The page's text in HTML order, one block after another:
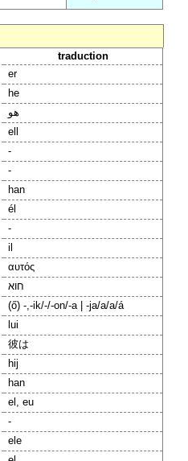
traduction
er
he
هو
ell
-
-
han
él
-
il
αυτός
חוא
(ő) -,-ik/-/-on/-a | -ja/a/a/á
lui
彼は
hij
han
el, eu
-
ele